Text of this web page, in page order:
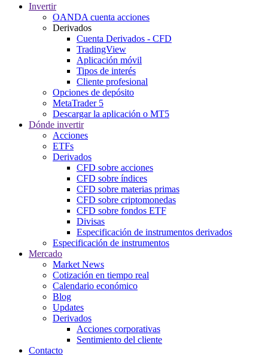
Invertir
OANDA cuenta acciones
Derivados
Cuenta Derivados - CFD
TradingView
Aplicación móvil
Tipos de interés
Cliente profesional
Opciones de depósito
MetaTrader 5
Descargar la aplicación o MT5
Dónde invertir
Acciones
ETFs
Derivados
CFD sobre acciones
CFD sobre índices
CFD sobre materias primas
CFD sobre criptomonedas
CFD sobre fondos ETF
Divisas
Especificación de instrumentos derivados
Especificación de instrumentos
Mercado
Market News
Cotización en tiempo real
Calendario económico
Blog
Updates
Derivados
Acciones corporativas
Sentimiento del cliente
Contacto